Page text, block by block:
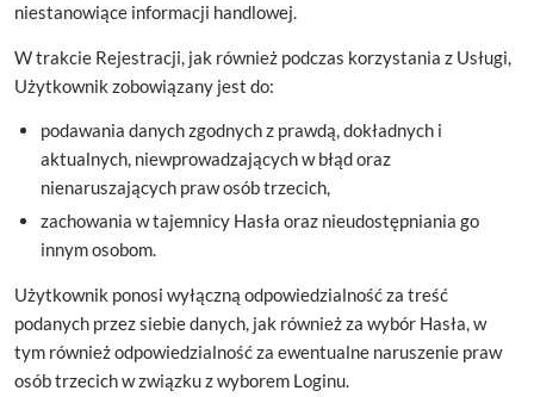
niestanowiące informacji handlowej.
W trakcie Rejestracji, jak również podczas korzystania z Usługi,
Użytkownik zobowiązany jest do:
podawania danych zgodnych z prawdą, dokładnych i
aktualnych, niewprowadzających w błąd oraz
nienaruszających praw osób trzecich,
zachowania w tajemnicy Hasła oraz nieudostępniania go
innym osobom.
Użytkownik ponosi wyłączną odpowiedzialność za treść
podanych przez siebie danych, jak również za wybór Hasła, w
tym również odpowiedzialność za ewentualne naruszenie praw
osób trzecich w związku z wyborem Loginu.